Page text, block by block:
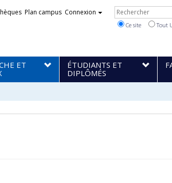
Plan campus Connexion
Ce site Tout
ET
ÉTUDIANTS ET
DIPLÔMÉS